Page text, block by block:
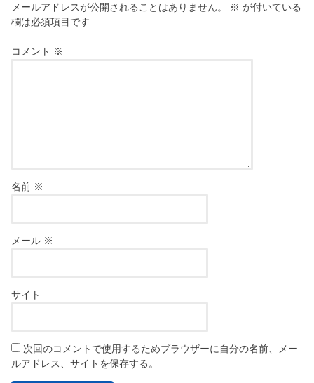
メールアドレスが公開されることはありません。 ※ が付いている
欄は必須項目です
コメント ※
名前 ※
メール ※
サイト
次回のコメントで使用するためブラウザーに自分の名前、メー
ルアドレス、サイトを保存する。